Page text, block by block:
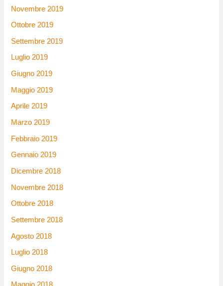
Novembre 2019
Ottobre 2019
Settembre 2019
Luglio 2019
Giugno 2019
Maggio 2019
Aprile 2019
Marzo 2019
Febbraio 2019
Gennaio 2019
Dicembre 2018
Novembre 2018
Ottobre 2018
Settembre 2018
Agosto 2018
Luglio 2018
Giugno 2018